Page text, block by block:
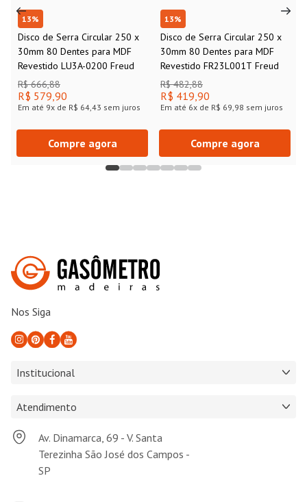
13%
Disco de Serra Circular 250 x
30mm 80 Dentes para MDF
Revestido LU3A-0200 Freud
R$ 666,88
R$ 579,90
Em até 9x de R$ 64,43 sem juros
Compre agora
13%
Disco de Serra Circular 250 x
30mm 80 Dentes para MDF
Revestido FR23L001T Freud
R$ 482,88
R$ 419,90
Em até 6x de R$ 69,98 sem juros
Compre agora
Nos Siga
Institucional
Atendimento
Av. Dinamarca, 69 - V. Santa
Terezinha São José dos Campos -
SP